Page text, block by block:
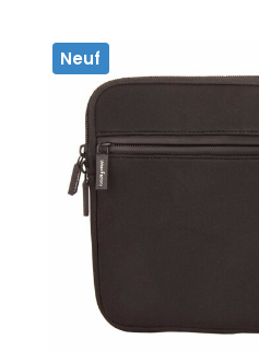
Neuf